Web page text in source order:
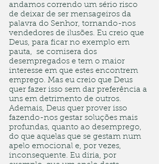
andamos correndo um sério risco
de deixar de ser mensageiros da
palavra do Senhor, tornando-nos
vendedores de ilusões. Eu creio que
Deus, para ficar no exemplo em
pauta,  se comisera dos
desempregados e tem o maior
interesse em que estes encontrem
emprego. Mas eu creio que Deus
quer fazer isso sem dar preferência a
uns em detrimento de outros.
Ademais, Deus quer prover isso
fazendo-nos gestar soluções mais
profundas, quanto ao desemprego,
do que aquelas que se gestam num
apelo emocional e, por vezes,
inconsequente. Eu diria, por